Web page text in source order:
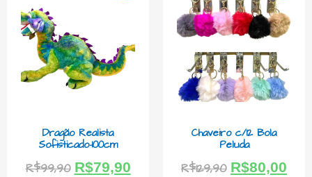
Dragão Realista
Sofisticado-100cm
R$99,90 R$79,90
Chaveiro c/12 Bola
Peluda
R$129,90 R$80,00